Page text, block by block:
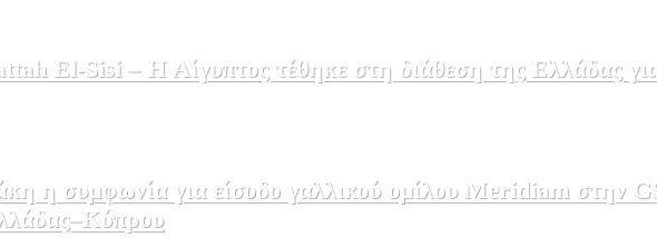
El-Sisi – Η Αίγυπτος τέθηκε στη διάθεση της Ελλάδας για
η συμφωνία για είσοδο γαλλικού ομίλου Meridiam στην